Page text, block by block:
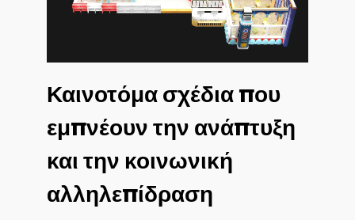
Καινοτόμα σχέδια που
εμπνέουν την ανάπτυξη
και την κοινωνική
αλληλεπίδραση